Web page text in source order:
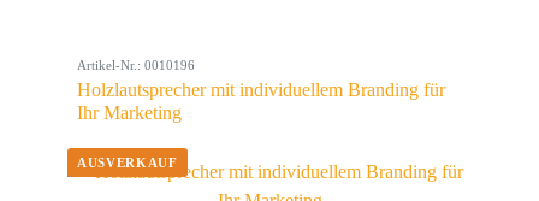
Farbe
Material
Artikel-Nr.: 0010196
Holzlautsprecher mit individuellem Branding für
Ihr Marketing